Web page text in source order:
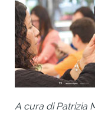
A cura diPatrizia